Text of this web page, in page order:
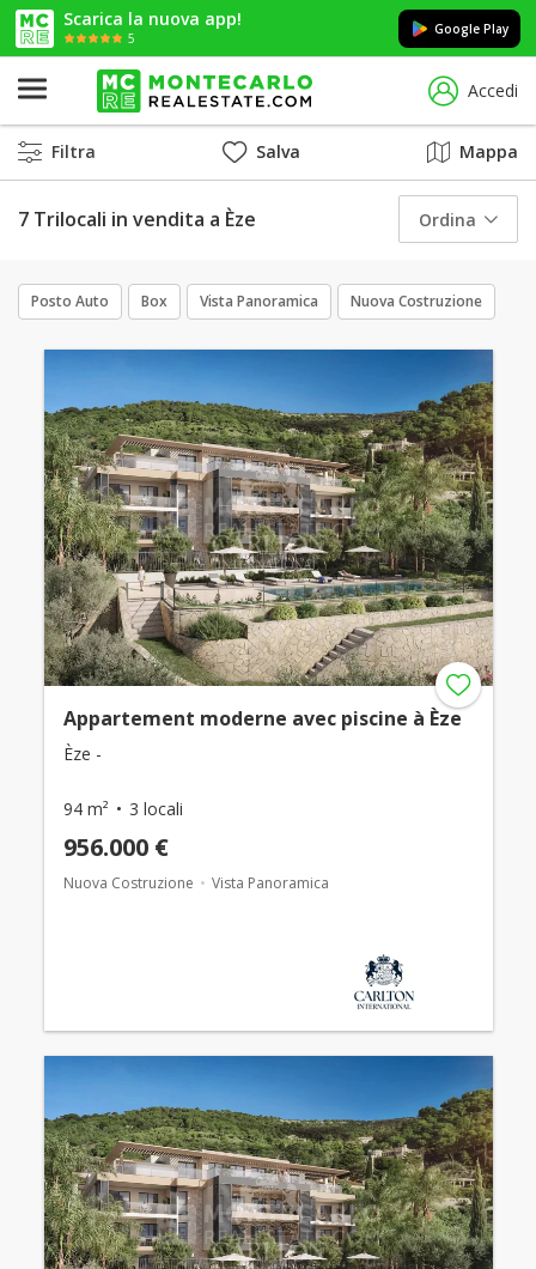
Scarica la nuova app!
5
Google Play
Accedi
Filtra Salva Mappa
7 Trilocali in vendita a Èze Ordina
Posto Auto Box Vista Panoramica Nuova Costruzione
Appartement moderne avec piscine à Èze
Èze -
94 m² 3 locali
956.000 €
Nuova Costruzione Vista Panoramica